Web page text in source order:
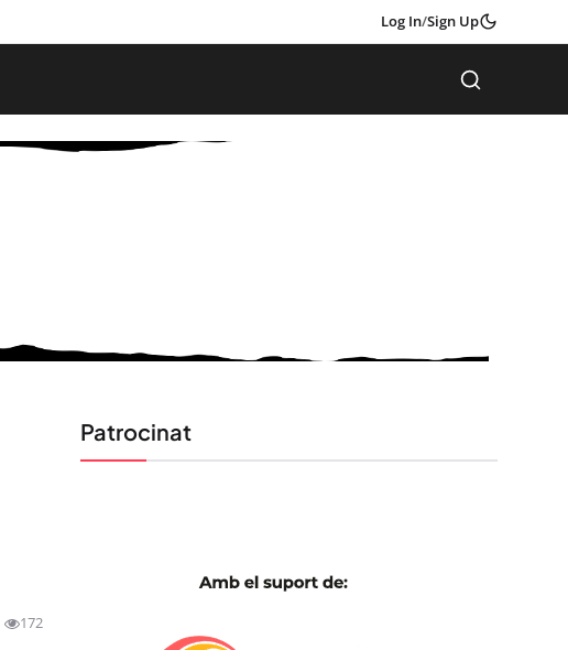
Log In/Sign Up
172
Patrocinat